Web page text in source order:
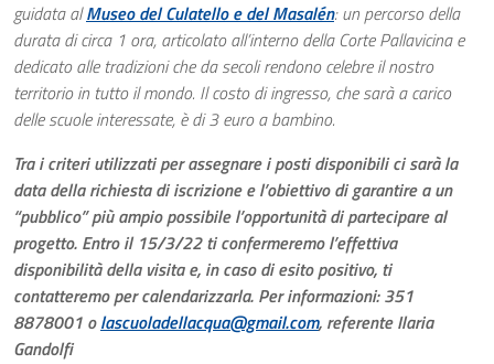
guidata alMuseo del Culatello e del Masalén: un percorso della
durata di circa 1 ora, articolato all’interno della Corte Pallavicina e
dedicato alle tradizioni che da secoli rendono celebre il nostro
territorio in tutto il mondo. Il costo di ingresso, che sarà a carico
delle scuole interessate, è di 3 euro a bambino.
Tra i criteri utilizzati per assegnare i posti disponibili ci sarà la
data della richiesta di iscrizione e l’obiettivo di garantire a un
“pubblico” più ampio possibile l’opportunità di partecipare al
progetto. Entro il 15/3/22 ti confermeremo l’effettiva
disponibilità della visita e, in caso di esito positivo, ti
contatteremo per calendarizzarla. Per informazioni: 351
8878001 olascuoladellacqua@gmail.com, referente Ilaria
Gandolfi